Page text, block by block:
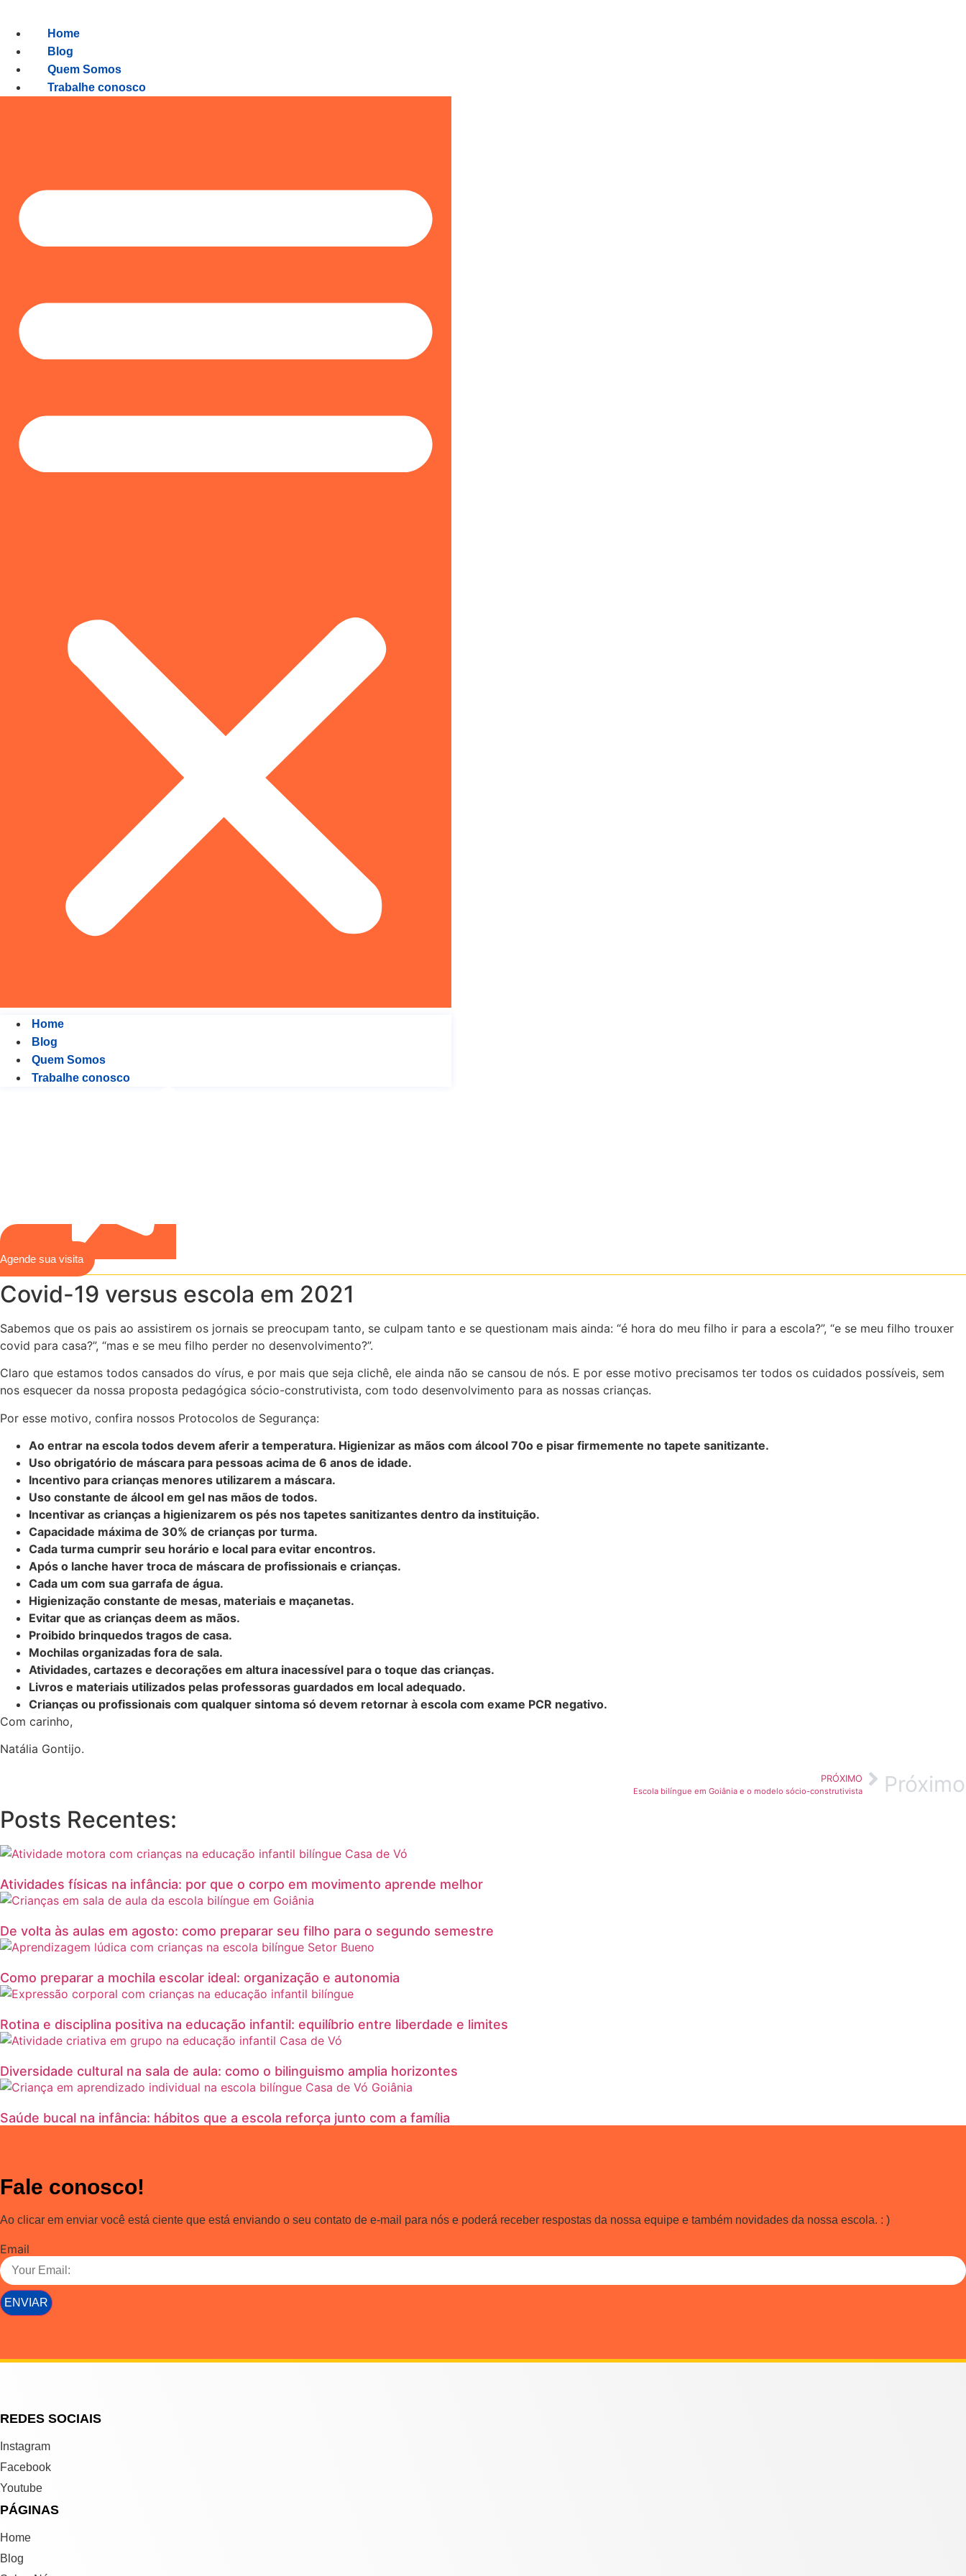
conteúdo
Home
Blog
Quem Somos
Trabalhe conosco
Home
Blog
Quem Somos
Trabalhe conosco
Agende sua visita
Covid-19 versus escola em 2021
Sabemos que os pais ao assistirem os jornais se preocupam tanto, se culpam tanto e se questionam mais ainda: “é hora do meu filho ir para a escola?”, “e se meu filho trouxer
covid para casa?”, “mas e se meu filho perder no desenvolvimento?”.
Claro que estamos todos cansados do vírus, e por mais que seja clichê, ele ainda não se cansou de nós. E por esse motivo precisamos ter todos os cuidados possíveis, sem
nos esquecer da nossa proposta pedagógica sócio-construtivista, com todo desenvolvimento para as nossas crianças.
Por esse motivo, confira nossos Protocolos de Segurança:
Ao entrar na escola todos devem aferir a temperatura. Higienizar as mãos com álcool 70o e pisar firmemente no tapete sanitizante.
Uso obrigatório de máscara para pessoas acima de 6 anos de idade.
Incentivo para crianças menores utilizarem a máscara.
Uso constante de álcool em gel nas mãos de todos.
Incentivar as crianças a higienizarem os pés nos tapetes sanitizantes dentro da instituição.
Capacidade máxima de 30% de crianças por turma.
Cada turma cumprir seu horário e local para evitar encontros.
Após o lanche haver troca de máscara de profissionais e crianças.
Cada um com sua garrafa de água.
Higienização constante de mesas, materiais e maçanetas.
Evitar que as crianças deem as mãos.
Proibido brinquedos tragos de casa.
Mochilas organizadas fora de sala.
Atividades, cartazes e decorações em altura inacessível para o toque das crianças.
Livros e materiais utilizados pelas professoras guardados em local adequado.
Crianças ou profissionais com qualquer sintoma só devem retornar à escola com exame PCR negativo.
Com carinho,
Natália Gontijo.
PRÓXIMO
Escola bilíngue em Goiânia e o modelo sócio-construtivista Próximo
Posts Recentes:
Atividades físicas na infância: por que o corpo em movimento aprende melhor
De volta às aulas em agosto: como preparar seu filho para o segundo semestre
Como preparar a mochila escolar ideal: organização e autonomia
Rotina e disciplina positiva na educação infantil: equilíbrio entre liberdade e limites
Diversidade cultural na sala de aula: como o bilinguismo amplia horizontes
Saúde bucal na infância: hábitos que a escola reforça junto com a família
Fale conosco!
Ao clicar em enviar você está ciente que está enviando o seu contato de e-mail para nós e poderá receber respostas da nossa equipe e também novidades da nossa escola. : )
Email
ENVIAR
REDES SOCIAIS
Instagram
Facebook
Youtube
PÁGINAS
Home
Blog